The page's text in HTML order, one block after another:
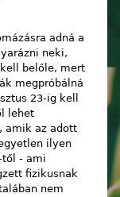
adná a
neki,
belőle, mert
megpróbálná
23-ig kell
lehet
amik az adott
ilyen
től - ami
fizikusnak
nem